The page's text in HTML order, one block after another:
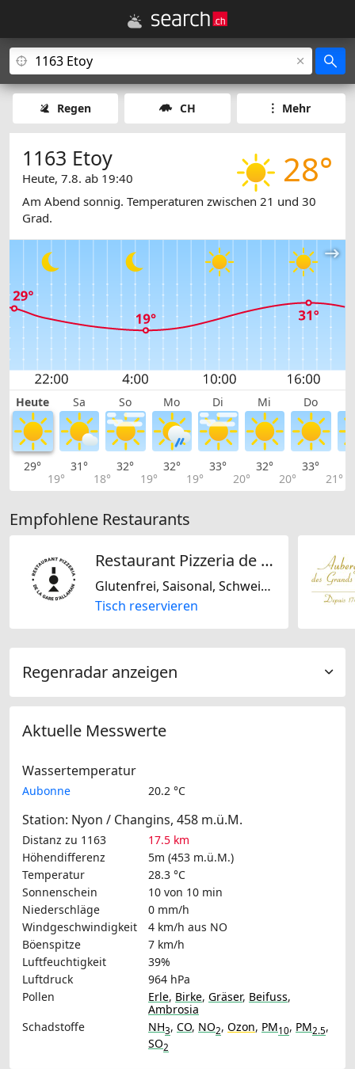
Regen CH Mehr
28°
1163 Etoy
Heute, 7.8. ab 19:40
Am Abend sonnig. Temperaturen zwischen 21 und 30
Grad.
Heute Sa So Mo Di Mi Do
29°
19°
31°
18°
32°
19°
32°
19°
33°
20°
32°
20°
33°
21°
Empfohlene Restaurants
Restaurant Pizzeria de la Gare Allaman Sàrl
Glutenfrei, Saisonal, Schweizerisch, Italienisch, Mediterran
Tisch reservieren
Regenradar anzeigen
Aktuelle Messwerte
Wassertemperatur
Aubonne 20.2 °C
Station: Nyon / Changins, 458 m.ü.M.
Distanz zu 1163
17.5 km
Höhendifferenz
5m (453 m.ü.M.)
Temperatur
28.3 °C
Sonnenschein
10 von 10 min
Niederschläge
0 mm/h
Windgeschwindigkeit
4 km/h aus NO
Böenspitze
7 km/h
Luftfeuchtigkeit
39%
Luftdruck
964 hPa
Pollen
Erle, Birke, Gräser, Beifuss,
Ambrosia
Schadstoffe
NH3, CO, NO2, Ozon, PM10, PM2.5,
SO2